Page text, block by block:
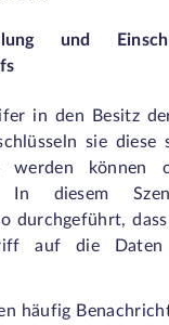
und
in den Besitz
sie diese
werden können
In diesem
durchgeführt,
auf die Daten
häufig